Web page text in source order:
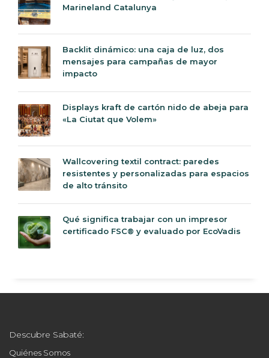
Marineland Catalunya
Backlit dinámico: una caja de luz, dos
mensajes para campañas de mayor
impacto
Displays kraft de cartón nido de abeja para
«La Ciutat que Volem»
Wallcovering textil contract: paredes
resistentes y personalizadas para espacios
de alto tránsito
Qué significa trabajar con un impresor
certificado FSC® y evaluado por EcoVadis
Descubre Sabaté:
Quiénes Somos